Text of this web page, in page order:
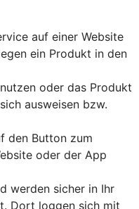
auf einer Website
ein Produkt in den
oder das Produkt
ausweisen bzw.
den Button zum
oder der App
werden sicher in Ihr
Dort loggen sich mit